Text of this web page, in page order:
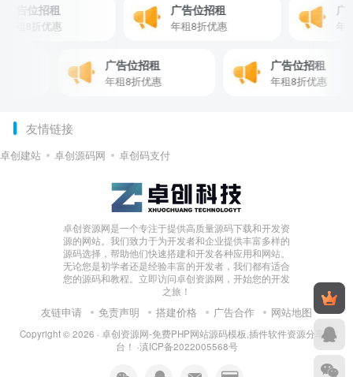
广告位招租
年租8折优惠
广告位招租
年租8折优惠
广告位招租
年租8折优惠
广告位招租
年租8折优惠
友情链接
卓创建站 卓创源码网 卓创码支付
卓创资源网是一个专注于提供高质量源码下载和开发资
源的网站。我们致力于为开发者和企业提供丰富多样的
源码选择，帮助他们快速搭建和开发各种应用和网站。
无论您是初学者还是经验丰富的开发者，我们都有适合
您的源码和教程。立即访问卓创资源网，开始您的开发
之旅！
友链申请 免责声明 搭建价格 广告合作 网站地图
Copyright © 2026 · 卓创资源网-免费PHP网站源码模板,插件软件资源分享平
台！ ·滇ICP备2022005568号